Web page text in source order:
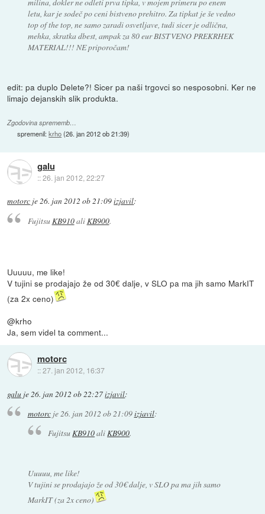
letu, kar je sodeč po ceni bistveno prehitro. Za tipkat je še vedno
top of the top, ne samo zaradi osvetljave, tudi sicer je odlična,
mehka, skratka dbest, ampak za 80 eur BISTVENO PREKRHEK
MATERIAL!!! NE priporočam!
edit: pa duplo Delete?! Sicer pa naši trgovci so nesposobni. Ker ne
limajo dejanskih slik produkta.
Zgodovina sprememb…
spremenil:krho(26. jan 2012 ob 21:39)
galu
::26. jan 2012, 22:27
motorc je26. jan 2012 ob 21:09izjavil:
FujitsuKB910aliKB900.
Uuuuu, me like!
V tujini se prodajajo že od 30€ dalje, v SLO pa ma jih samo MarkIT
(za 2x ceno)
@krho
Ja, sem videl ta comment...
motorc
::27. jan 2012, 16:37
galu je26. jan 2012 ob 22:27izjavil:
motorcje26. jan 2012 ob 21:09izjavil:
FujitsuKB910aliKB900.
Uuuuu, me like!
V tujini se prodajajo že od 30€ dalje, v SLO pa ma jih samo
MarkIT (za 2x ceno)